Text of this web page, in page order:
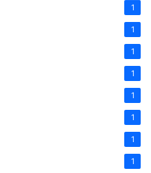
1
1
1
1
1
1
1
1